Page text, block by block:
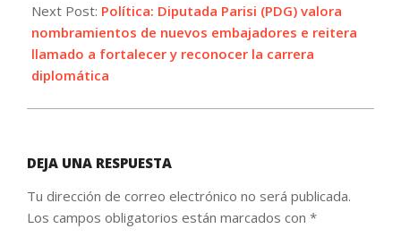
Next Post: Política: Diputada Parisi (PDG) valora
nombramientos de nuevos embajadores e reitera
llamado a fortalecer y reconocer la carrera
diplomática
DEJA UNA RESPUESTA
Tu dirección de correo electrónico no será publicada.
Los campos obligatorios están marcados con *